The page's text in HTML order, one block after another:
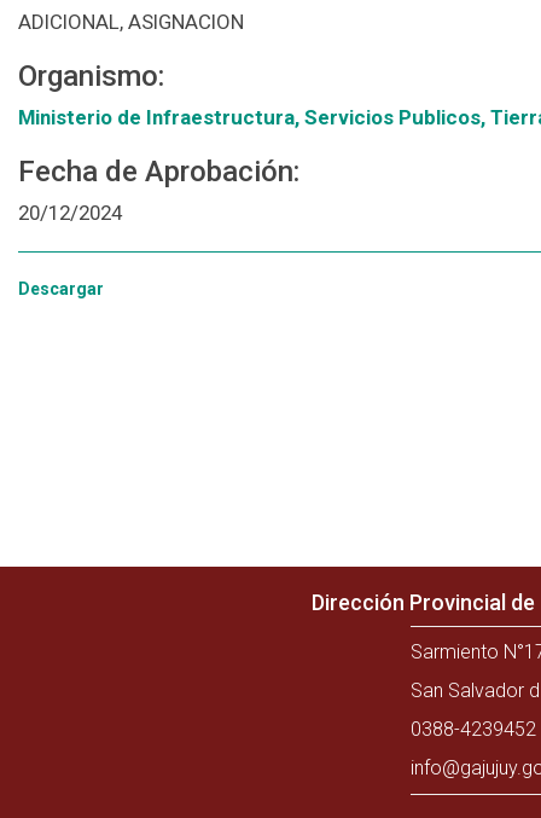
ADICIONAL, ASIGNACION
Organismo:
Ministerio de Infraestructura, Servicios Publicos,
Fecha de Aprobación:
20/12/2024
Descargar
Dirección Provincial
Sarmiento
San Salvador
0388-